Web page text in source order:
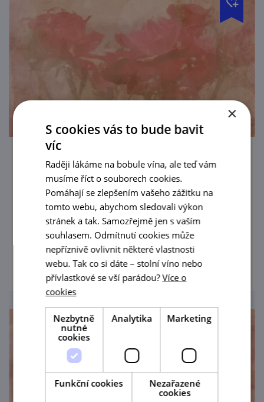
S hrabětem na cestách
16. 8. '26
Objevte s hraběnkou Marií příběhy a
poklady z cest její rodiny po světě.
prohlédnout
×
S cookies vás to bude bavit
víc
Raději lákáme na bobule vína, ale teď vám
musíme říct o souborech cookies.
Pomáhají se zlepšením vašeho zážitku na
tomto webu, abychom sledovali výkon
stránek a tak. Samozřejmě jen s vaším
souhlasem. Odmítnutí cookies může
nepříznivě ovlivnit některé vlastnosti
webu. Tak co si dáte – stolní víno nebo
přívlastkové se vší parádou?Více o
cookies
Nezbytně
nutné
cookies
Analytika Marketing
Funkční cookies
Nezařazené
cookies